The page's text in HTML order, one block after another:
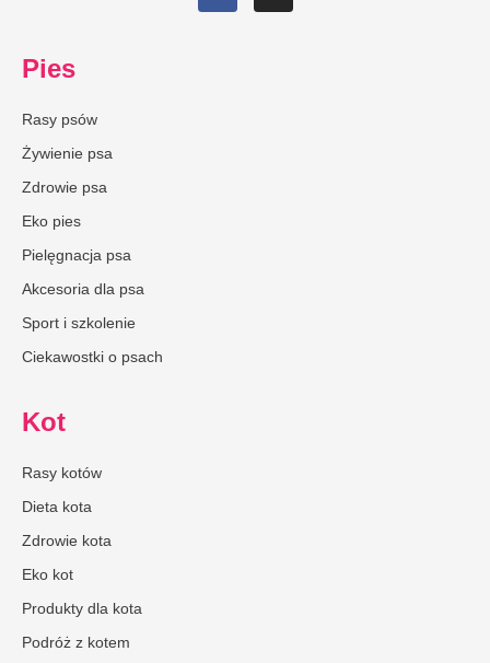
Pies
Rasy psów
Żywienie psa
Zdrowie psa
Eko pies
Pielęgnacja psa
Akcesoria dla psa
Sport i szkolenie
Ciekawostki o psach
Kot
Rasy kotów
Dieta kota
Zdrowie kota
Eko kot
Produkty dla kota
Podróż z kotem